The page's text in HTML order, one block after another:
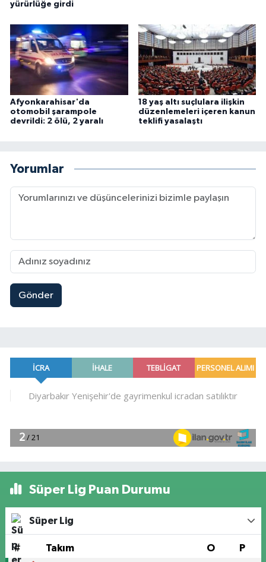
yürürlüğe girdi
Afyonkarahisar'da
otomobil şarampole
devrildi: 2 ölü, 2 yaralı
18 yaş altı suçlulara ilişkin
düzenlemeleri içeren kanun
teklifi yasalaştı
Yorumlar
Gönder
Süper Lig Puan Durumu
Süper Lig
# Takım O P